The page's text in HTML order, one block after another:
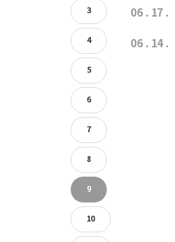
3
4
5
6
7
8
9
10
06 . 17 .
06 . 14 .